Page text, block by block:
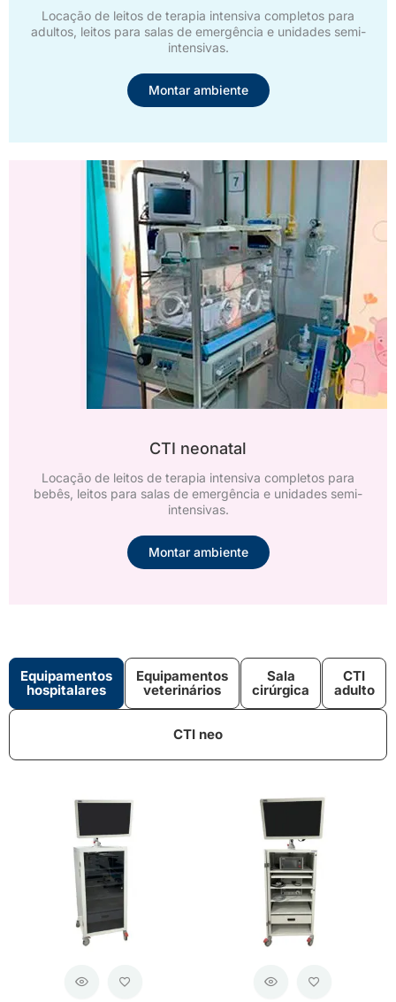
Locação de leitos de terapia intensiva completos para
adultos, leitos para salas de emergência e unidades semi-
intensivas.
Montar ambiente
CTI neonatal
Locação de leitos de terapia intensiva completos para
bebês, leitos para salas de emergência e unidades semi-
intensivas.
Montar ambiente
Equipamentos
hospitalares
Equipamentos
veterinários
Sala
cirúrgica
CTI
adulto
CTI neo